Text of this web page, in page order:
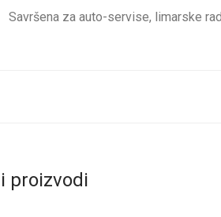
Savršena za auto-servise, limarske
proizvodi